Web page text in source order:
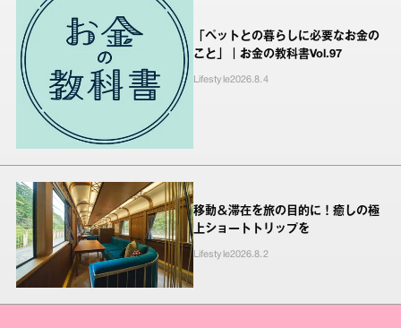
「ペットとの暮らしに必要なお金の
こと」｜お金の教科書Vol.97
Lifestyle2026.8.4
移動＆滞在を旅の目的に！癒しの極
上ショートトリップを
Lifestyle2026.8.2